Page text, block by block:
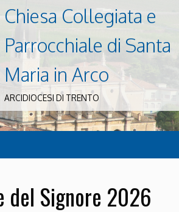
Chiesa Collegiata e
Parrocchiale di Santa
Maria in Arco
ARCIDIOCESI DI TRENTO
del Signore 2026